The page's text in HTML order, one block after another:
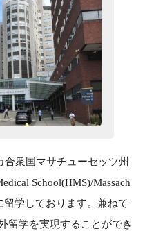
衆国マサチューセッツ州
School(HMS)/Massach
留学しております。兼ねて
留学を実現することができ